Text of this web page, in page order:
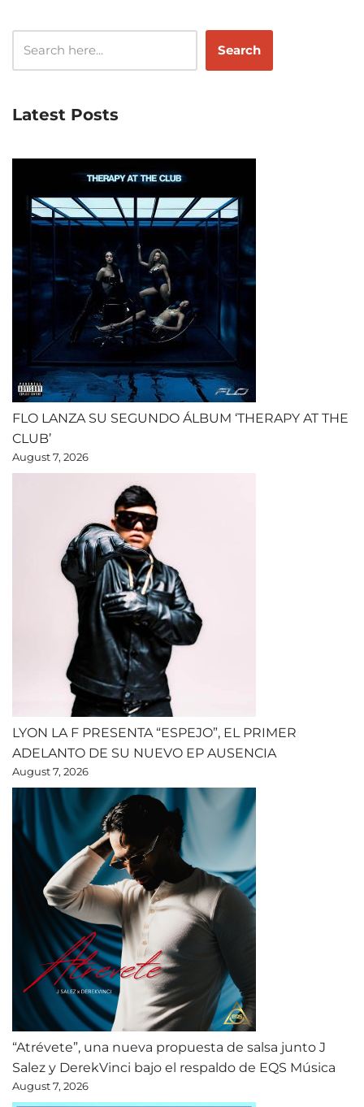
Search
Latest Posts
FLO LANZA SU SEGUNDO ÁLBUM ‘THERAPY AT THE
CLUB’
August 7, 2026
LYON LA F PRESENTA “ESPEJO”, EL PRIMER
ADELANTO DE SU NUEVO EP AUSENCIA
August 7, 2026
“Atrévete”, una nueva propuesta de salsa junto J
Salez y DerekVinci bajo el respaldo de EQS Música
August 7, 2026